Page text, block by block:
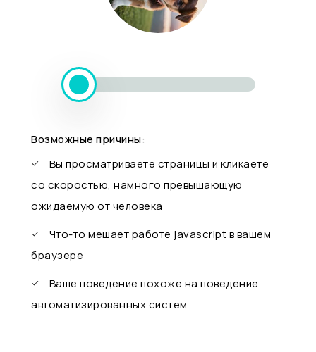
Возможные причины:
Вы просматриваете страницы и кликаете
со скоростью, намного превышающую
ожидаемую от человека
Что-то мешает работе javascript в вашем
браузере
Ваше поведение похоже на поведение
автоматизированных систем